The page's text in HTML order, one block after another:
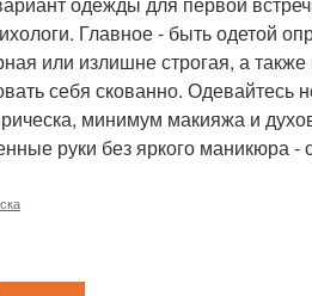
Главное - быть одетой
или излишне строгая, а
себя скованно. Одевайтесь
минимум макияжа и
руки без яркого маникюра -